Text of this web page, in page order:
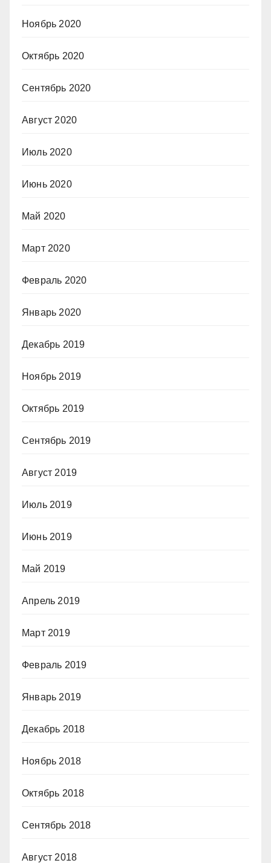
Ноябрь 2020
Октябрь 2020
Сентябрь 2020
Август 2020
Июль 2020
Июнь 2020
Май 2020
Март 2020
Февраль 2020
Январь 2020
Декабрь 2019
Ноябрь 2019
Октябрь 2019
Сентябрь 2019
Август 2019
Июль 2019
Июнь 2019
Май 2019
Апрель 2019
Март 2019
Февраль 2019
Январь 2019
Декабрь 2018
Ноябрь 2018
Октябрь 2018
Сентябрь 2018
Август 2018